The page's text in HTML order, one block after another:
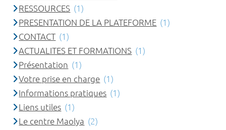
RESSOURCES (1)
PRESENTATION DE LA PLATEFORME (1)
CONTACT (1)
ACTUALITES ET FORMATIONS (1)
Présentation (1)
Votre prise en charge (1)
Informations pratiques (1)
Liens utiles (1)
Le centre Maolya (2)